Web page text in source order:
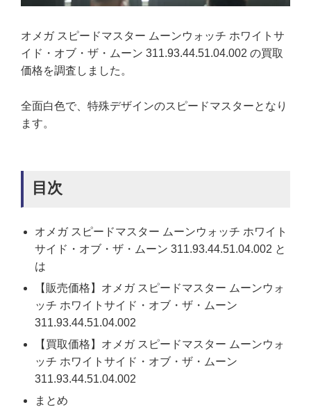
オメガ スピードマスター ムーンウォッチ ホワイトサ
イド・オブ・ザ・ムーン 311.93.44.51.04.002 の買取
価格を調査しました。
全面白色で、特殊デザインのスピードマスターとなり
ます。
目次
オメガ スピードマスター ムーンウォッチ ホワイト
サイド・オブ・ザ・ムーン 311.93.44.51.04.002 と
は
【販売価格】オメガ スピードマスター ムーンウォ
ッチ ホワイトサイド・オブ・ザ・ムーン
311.93.44.51.04.002
【買取価格】オメガ スピードマスター ムーンウォ
ッチ ホワイトサイド・オブ・ザ・ムーン
311.93.44.51.04.002
まとめ